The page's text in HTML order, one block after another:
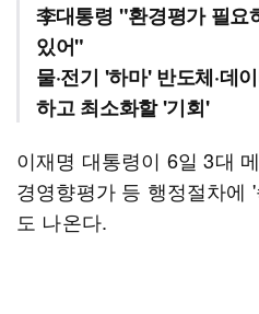
李대통령 "환경평가 필
있어"
물·전기 '하마' 반도체·데
하고 최소화할 '기회'
이재명 대통령이 6일 3대
경영향평가 등 행정절차에
도 나온다.